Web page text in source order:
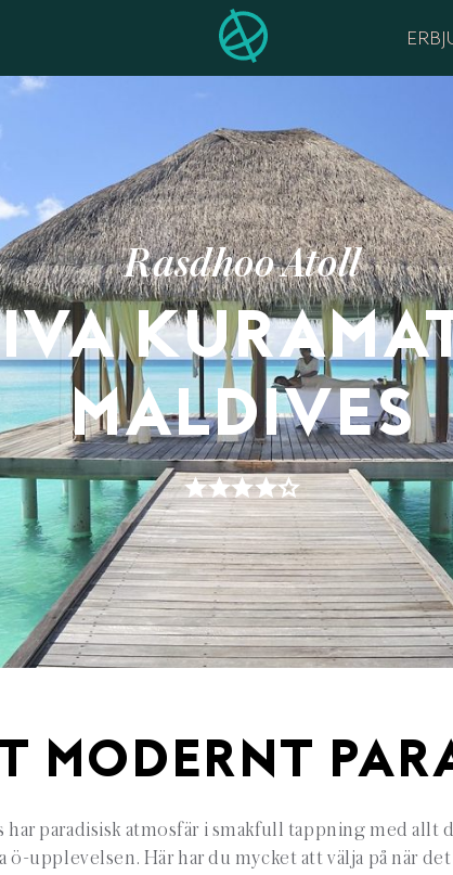
Rasdhoo Atoll
MALDIVES
MODERNT
har paradisisk atmosfär i smakfull tappning med allt
ö-upplevelsen. Här har du mycket att välja på när